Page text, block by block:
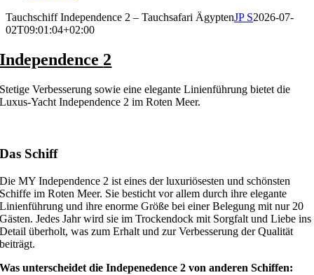
Tauchschiff Independence 2 – Tauchsafari ÄgyptenJP S2026-07-
02T09:01:04+02:00
Independence 2
Stetige Verbesserung sowie eine elegante Linienführung bietet die
Luxus-Yacht Independence 2 im Roten Meer.
Das Schiff
Die MY Independence 2 ist eines der luxuriösesten und schönsten
Schiffe im Roten Meer. Sie besticht vor allem durch ihre elegante
Linienführung und ihre enorme Größe bei einer Belegung mit nur 20
Gästen. Jedes Jahr wird sie im Trockendock mit Sorgfalt und Liebe ins
Detail überholt, was zum Erhalt und zur Verbesserung der Qualität
beiträgt.
Was unterscheidet die Indepenedence 2 von anderen Schiffen: